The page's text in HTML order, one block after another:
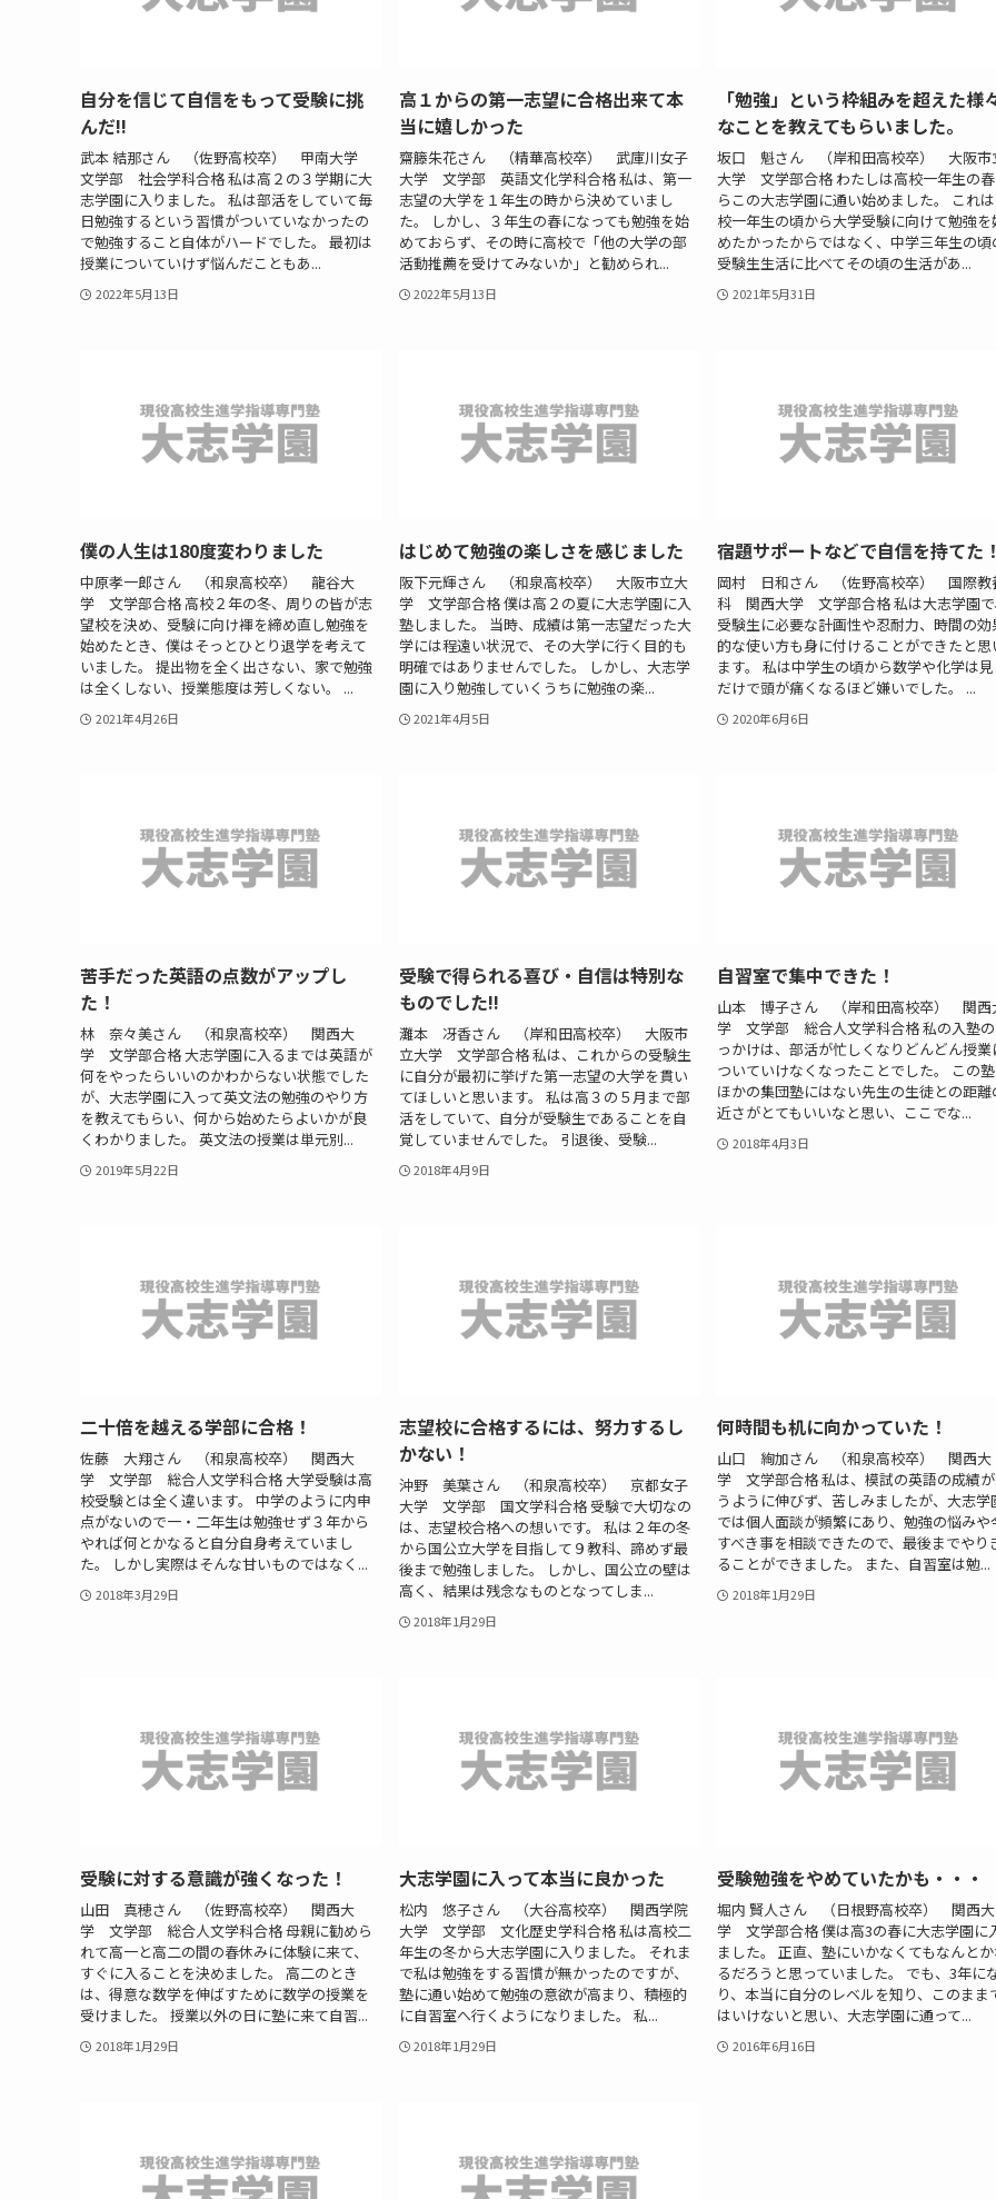
自分を信じて自信をもって受験に挑
んだ!!
武本 結那さん （佐野高校卒） 甲南大学
文学部 社会学科合格 私は高２の３学期に大
志学園に入りました。 私は部活をしていて毎
日勉強するという習慣がついていなかったの
で勉強すること自体がハードでした。 最初は
授業についていけず悩んだこともあ...
2022年5月13日
高１からの第一志望に合格出来て本
当に嬉しかった
齋籐朱花さん （精華高校卒） 武庫川女子
大学 文学部 英語文化学科合格 私は、第一
志望の大学を１年生の時から決めていまし
た。 しかし、３年生の春になっても勉強を始
めておらず、その時に高校で「他の大学の部
活動推薦を受けてみないか」と勧められ...
2022年5月13日
「勉強」という枠組みを超えた様
なことを教えてもらいました。
坂口 魁さん （岸和田高校卒） 大阪市
大学 文学部合格 わたしは高校一年生の
らこの大志学園に通い始めました。 これ
校一年生の頃から大学受験に向けて勉強を
めたかったからではなく、中学三年生の頃
受験生生活に比べてその頃の生活があ...
2021年5月31日
僕の人生は180度変わりました
中原孝一郎さん （和泉高校卒） 龍谷大
学 文学部合格 高校２年の冬、周りの皆が志
望校を決め、受験に向け褌を締め直し勉強を
始めたとき、僕はそっとひとり退学を考えて
いました。 提出物を全く出さない、家で勉強
は全くしない、授業態度は芳しくない。 ...
2021年4月26日
はじめて勉強の楽しさを感じました
阪下元輝さん （和泉高校卒） 大阪市立大
学 文学部合格 僕は高２の夏に大志学園に入
塾しました。 当時、成績は第一志望だった大
学には程遠い状況で、その大学に行く目的も
明確ではありませんでした。 しかし、大志学
園に入り勉強していくうちに勉強の楽...
2021年4月5日
宿題サポートなどで自信を持てた！
岡村 日和さん （佐野高校卒） 国際教
科 関西大学 文学部合格 私は大志学園で
受験生に必要な計画性や忍耐力、時間の効
的な使い方も身に付けることができたと思
ます。 私は中学生の頃から数学や化学は見
だけで頭が痛くなるほど嫌いでした。 ...
2020年6月6日
苦手だった英語の点数がアップし
た！
林 奈々美さん （和泉高校卒） 関西大
学 文学部合格 大志学園に入るまでは英語が
何をやったらいいのかわからない状態でした
が、大志学園に入って英文法の勉強のやり方
を教えてもらい、何から始めたらよいかが良
くわかりました。 英文法の授業は単元別...
2019年5月22日
受験で得られる喜び・自信は特別な
ものでした!!
灘本 冴香さん （岸和田高校卒） 大阪市
立大学 文学部合格 私は、これからの受験生
に自分が最初に挙げた第一志望の大学を貫い
てほしいと思います。 私は高３の５月まで部
活をしていて、自分が受験生であることを自
覚していませんでした。 引退後、受験...
2018年4月9日
自習室で集中できた！
山本 博子さん （岸和田高校卒） 関西
学 文学部 総合人文学科合格 私の入塾の
っかけは、部活が忙しくなりどんどん授業
ついていけなくなったことでした。 この
ほかの集団塾にはない先生の生徒との距離
近さがとてもいいなと思い、ここでな...
2018年4月3日
二十倍を越える学部に合格！
佐藤 大翔さん （和泉高校卒） 関西大
学 文学部 総合人文学科合格 大学受験は高
校受験とは全く違います。 中学のように内申
点がないので一・二年生は勉強せず３年から
やれば何とかなると自分自身考えていまし
た。 しかし実際はそんな甘いものではなく...
2018年3月29日
志望校に合格するには、努力するし
かない！
沖野 美葉さん （和泉高校卒） 京都女子
大学 文学部 国文学科合格 受験で大切なの
は、志望校合格への想いです。 私は２年の冬
から国公立大学を目指して９教科、諦めず最
後まで勉強しました。 しかし、国公立の壁は
高く、結果は残念なものとなってしま...
2018年1月29日
何時間も机に向かっていた！
山口 絢加さん （和泉高校卒） 関西大
学 文学部合格 私は、模試の英語の成績
うように伸びず、苦しみましたが、大志学
では個人面談が頻繁にあり、勉強の悩みや
すべき事を相談できたので、最後までやり
ることができました。 また、自習室は勉...
2018年1月29日
受験に対する意識が強くなった！
山田 真穂さん （佐野高校卒） 関西大
学 文学部 総合人文学科合格 母親に勧めら
れて高一と高二の間の春休みに体験に来て、
すぐに入ることを決めました。 高二のとき
は、得意な数学を伸ばすために数学の授業を
受けました。 授業以外の日に塾に来て自習...
2018年1月29日
大志学園に入って本当に良かった
松内 悠子さん （大谷高校卒） 関西学院
大学 文学部 文化歴史学科合格 私は高校二
年生の冬から大志学園に入りました。 それま
で私は勉強をする習慣が無かったのですが、
塾に通い始めて勉強の意欲が高まり、積極的
に自習室へ行くようになりました。 私...
2018年1月29日
受験勉強をやめていたかも・・・
堀内 賢人さん （日根野高校卒） 関西大
学 文学部合格 僕は高3の春に大志学園に
ました。 正直、塾にいかなくてもなんと
るだろうと思っていました。 でも、3年に
り、本当に自分のレベルを知り、このまま
はいけないと思い、大志学園に通って...
2016年6月16日